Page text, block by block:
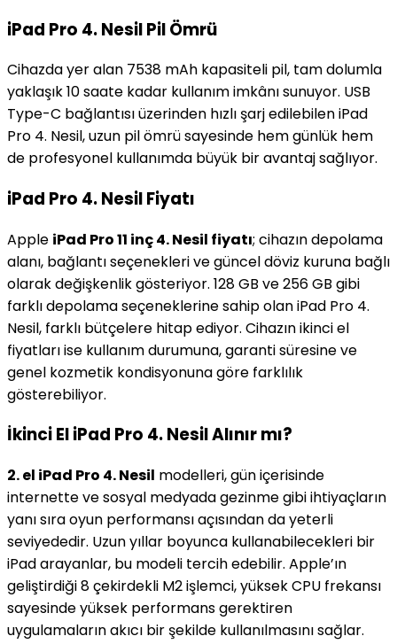
iPad Pro 4. Nesil Pil Ömrü
Cihazda yer alan 7538 mAh kapasiteli pil, tam dolumla
yaklaşık 10 saate kadar kullanım imkânı sunuyor. USB
Type-C bağlantısı üzerinden hızlı şarj edilebilen iPad
Pro 4. Nesil, uzun pil ömrü sayesinde hem günlük hem
de profesyonel kullanımda büyük bir avantaj sağlıyor.
iPad Pro 4. Nesil Fiyatı
Apple iPad Pro 11 inç 4. Nesil fiyatı; cihazın depolama
alanı, bağlantı seçenekleri ve güncel döviz kuruna bağlı
olarak değişkenlik gösteriyor. 128 GB ve 256 GB gibi
farklı depolama seçeneklerine sahip olan iPad Pro 4.
Nesil, farklı bütçelere hitap ediyor. Cihazın ikinci el
fiyatları ise kullanım durumuna, garanti süresine ve
genel kozmetik kondisyonuna göre farklılık
gösterebiliyor.
İkinci El iPad Pro 4. Nesil Alınır mı?
2. el iPad Pro 4. Nesil modelleri, gün içerisinde
internette ve sosyal medyada gezinme gibi ihtiyaçların
yanı sıra oyun performansı açısından da yeterli
seviyededir. Uzun yıllar boyunca kullanabilecekleri bir
iPad arayanlar, bu modeli tercih edebilir. Apple’ın
geliştirdiği 8 çekirdekli M2 işlemci, yüksek CPU frekansı
sayesinde yüksek performans gerektiren
uygulamaların akıcı bir şekilde kullanılmasını sağlar.